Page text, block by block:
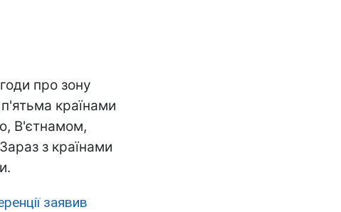
про зону
п'ятьма країнами
В'єтнамом,
з країнами
заявив